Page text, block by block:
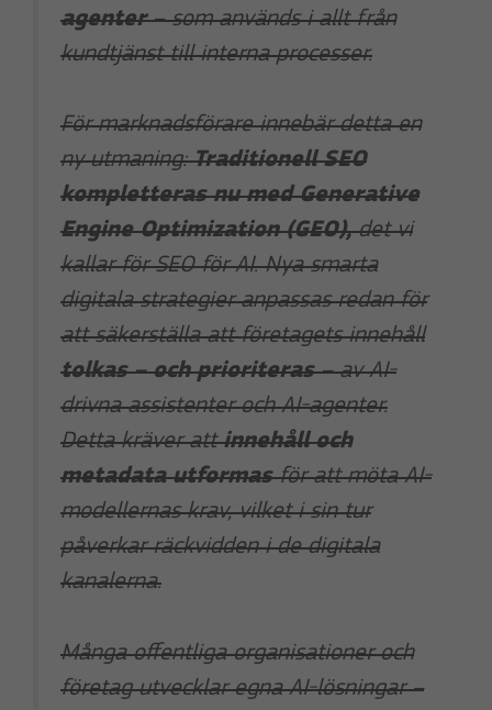
agenter– som används i allt från
kundtjänst till interna processer.
För marknadsförare innebär detta en
ny utmaning:Traditionell SEO
kompletteras nu med Generative
Engine Optimization (GEO),det vi
kallar för SEO för AI. Nya smarta
digitala strategier anpassas redan för
att säkerställa att företagets innehåll
tolkas – och prioriteras– av AI-
drivna assistenter och AI-agenter.
Detta kräver attinnehåll och
metadata utformasför att möta AI-
modellernas krav, vilket i sin tur
påverkar räckvidden i de digitala
kanalerna.
Många offentliga organisationer och
företag utvecklar egna AI-lösningar –